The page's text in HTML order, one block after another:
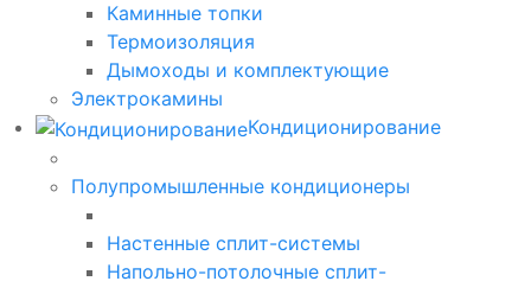
Каминные топки
Термоизоляция
Дымоходы и комплектующие
Электрокамины
Кондиционирование
Полупромышленные кондиционеры
Настенные сплит-системы
Напольно-потолочные сплит-